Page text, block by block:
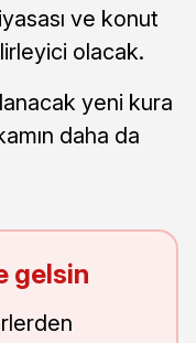
ve konut
olacak.
yeni kura
daha da
gelsin